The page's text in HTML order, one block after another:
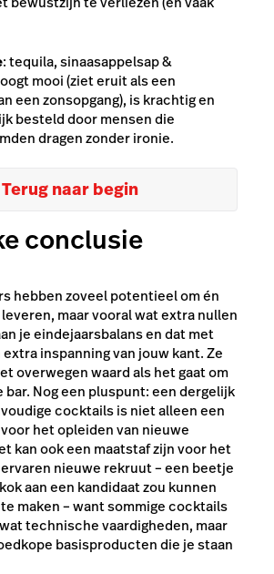
: tequila, sinaasappelsap &
mooi (ziet eruit als een
een zonsopgang), is krachtig en
besteld door mensen die
dragen zonder ironie.
Terug naar begin
conclusie
hebben zoveel potentieel om én
maar vooral wat extra nullen
je eindejaarsbalans en dat met
inspanning van jouw kant. Ze
overwegen waard als het gaat om
bar. Nog een pluspunt: een dergelijk
cocktails is niet alleen een
het opleiden van nieuwe
kan ook een maatstaf zijn voor het
nieuwe rekruut – een beetje
aan een kandidaat zou kunnen
maken – want sommige cocktails
technische vaardigheden, maar
basisproducten die je staan